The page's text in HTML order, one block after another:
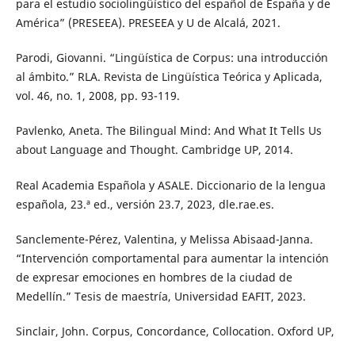
para el estudio sociolingüístico del español de España y de
América” (PRESEEA). PRESEEA y U de Alcalá, 2021.
Parodi, Giovanni. “Lingüística de Corpus: una introducción
al ámbito.” RLA. Revista de Lingüística Teórica y Aplicada,
vol. 46, no. 1, 2008, pp. 93-119.
Pavlenko, Aneta. The Bilingual Mind: And What It Tells Us
about Language and Thought. Cambridge UP, 2014.
Real Academia Española y ASALE. Diccionario de la lengua
española, 23.ª ed., versión 23.7, 2023, dle.rae.es.
Sanclemente-Pérez, Valentina, y Melissa Abisaad-Janna.
“Intervención comportamental para aumentar la intención
de expresar emociones en hombres de la ciudad de
Medellín.” Tesis de maestría, Universidad EAFIT, 2023.
Sinclair, John. Corpus, Concordance, Collocation. Oxford UP,